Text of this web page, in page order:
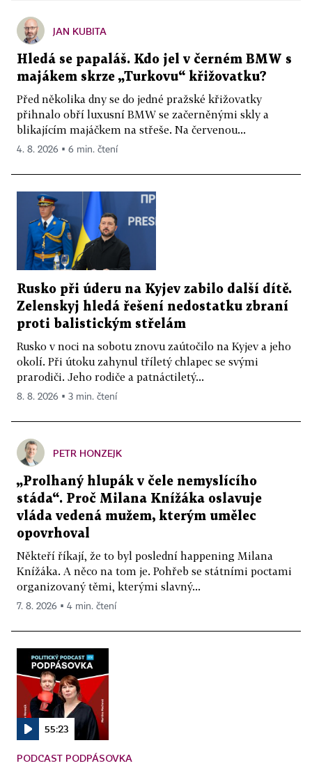
JAN KUBITA
Hledá se papaláš. Kdo jel v černém BMW s
majákem skrze „Turkovu“ křižovatku?
Před několika dny se do jedné pražské křižovatky
přihnalo obří luxusní BMW se začerněnými skly a
blikajícím majáčkem na střeše. Na červenou...
4. 8. 2026 ▪ 6 min. čtení
Rusko při úderu na Kyjev zabilo další dítě.
Zelenskyj hledá řešení nedostatku zbraní
proti balistickým střelám
Rusko v noci na sobotu znovu zaútočilo na Kyjev a jeho
okolí. Při útoku zahynul tříletý chlapec se svými
prarodiči. Jeho rodiče a patnáctiletý...
8. 8. 2026 ▪ 3 min. čtení
PETR HONZEJK
„Prolhaný hlupák v čele nemyslícího
stáda“. Proč Milana Knížáka oslavuje
vláda vedená mužem, kterým umělec
opovrhoval
Někteří říkají, že to byl poslední happening Milana
Knížáka. A něco na tom je. Pohřeb se státními poctami
organizovaný těmi, kterými slavný...
7. 8. 2026 ▪ 4 min. čtení
55:23
PODCAST PODPÁSOVKA